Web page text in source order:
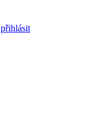
přihlásit